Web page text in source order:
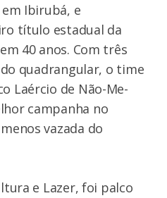
em Ibirubá, e
título estadual da
40 anos. Com três
quadrangular, o time
Laércio de Não-Me-
campanha no
vazada do
e Lazer, foi palco